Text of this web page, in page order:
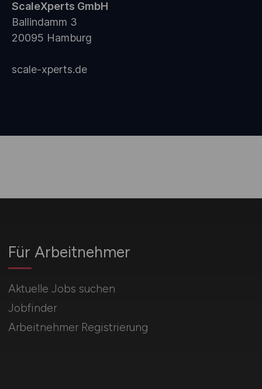
Für Arbeitnehmer
Aktuelle Jobs suchen
Jobfinder
Arbeitnehmer Registrierung